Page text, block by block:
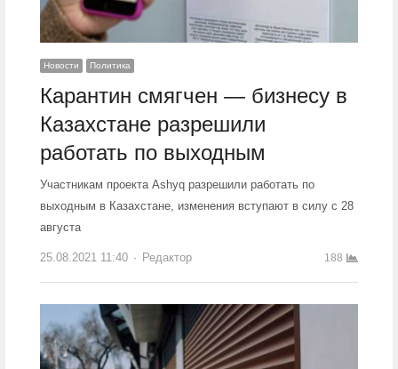
Новости Политика
Карантин смягчен — бизнесу в
Казахстане разрешили
работать по выходным
Участникам проекта Ashyq разрешили работать по
выходным в Казахстане, изменения вступают в силу с 28
августа
25.08.2021 11:40 Author
Редактор 188